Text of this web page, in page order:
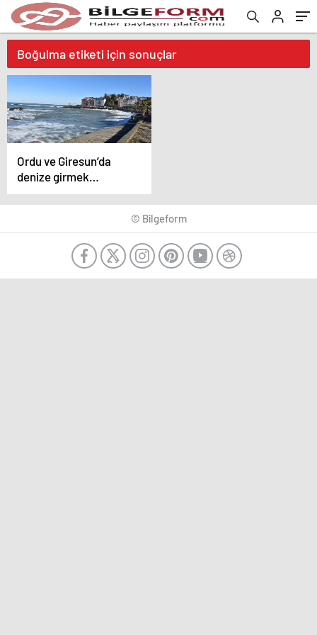
Boğulma etiketi için sonuçlar
Ordu ve Giresun’da
denize girmek
yasaklandı
© Bilgeform